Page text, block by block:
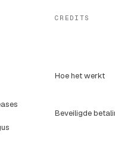
CREDITS
Hoe het werkt
Beveiligde